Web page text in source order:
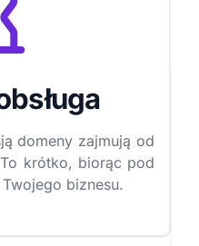
domeny zajmują od
krótko, biorąc pod
biznesu.